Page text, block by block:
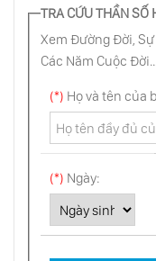
TRA CỨU THẦN SỐ
Xem Đường Đời,
Các Năm Cuộc
(*) Họ và tên của
(*) Ngày: